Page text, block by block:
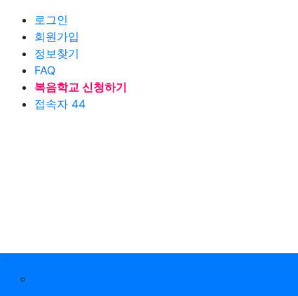
로그인
회원가입
정보찾기
FAQ
복음학교 신청하기
접속자 44